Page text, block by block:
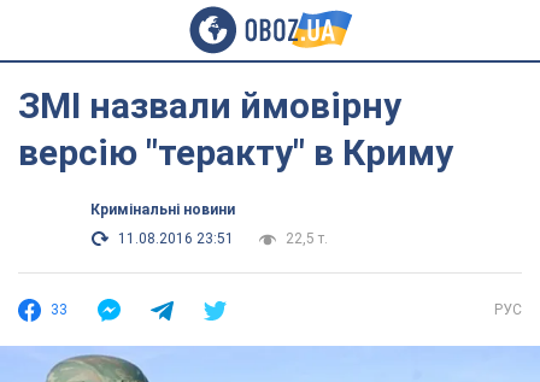
ЗМІ назвали ймовірну
версію "теракту" в Криму
Кримінальні новини
11.08.2016 23:51
22,5 т.
33 РУС